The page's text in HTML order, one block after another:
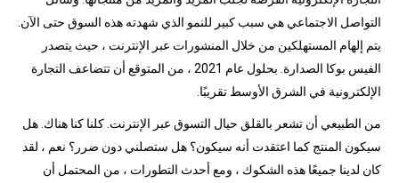
التواصل الاجتماعي هي سبب كبير للنمو الذي شهدته هذه السوق حتى الآن.
يتم إلهام المستهلكين من خلال المنشورات عبر الإنترنت ، حيث يتصدر
الفيس بوكا الصدارة. بحلول عام 2021 ، من المتوقع أن تتضاعف التجارة
الإلكترونية في الشرق الأوسط تقريبًا.
من الطبيعي أن تشعر بالقلق حيال التسوق عبر الإنترنت. كلنا كنا هناك. هل
سيكون المنتج كما اعتقدت أنه سيكون؟ هل ستصلني دون ضرر؟ نعم ، لقد
كان لدينا جميعًا هذه الشكوك ، ومع أحدث التطورات ، من المحتمل أن